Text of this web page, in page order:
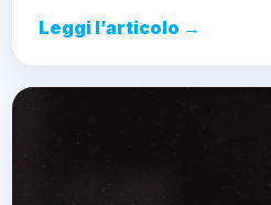
Leggi l’articolo →